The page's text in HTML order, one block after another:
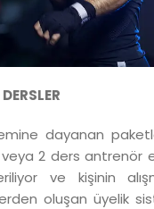
dayanan
2 ders antrenör
ve kişinin
oluşan üyelik